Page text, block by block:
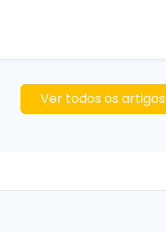
Ver todos os artigos